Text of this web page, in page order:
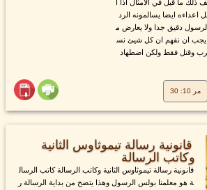
ذلك ما قيل في الامثال اذا ا
ايضا يسالمونه الرد
دقيق جدا ولا يعارض م
يجب ان نفهم ان كل شيئ نس
وقتل فقط ولكن اضطهاد
مر 10: 30
قانونية رسالة تيموثاوس الثانية
وكاتب الرسالة
قانونية رسالة تيموثاوس الثانية وكاتب الرسالة كاتب الرسال
ة هو معلمنا بولس الرسول وهذا يتضح من بداية الرسالة ر